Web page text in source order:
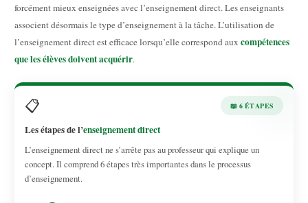
forcément mieux enseignées avec l’enseignement direct. Les enseignants
associent désormais le type d’enseignement à la tâche. L’utilisation de
l’enseignement direct est efficace lorsqu’elle correspond auxcompétences
que les élèves doivent acquérir.
📋 📖 6 ÉTAPES
Les étapes de l’enseignement direct
L’enseignement direct ne s’arrête pas au professeur qui explique un
concept. Il comprend 6 étapes très importantes dans le processus
d’enseignement.